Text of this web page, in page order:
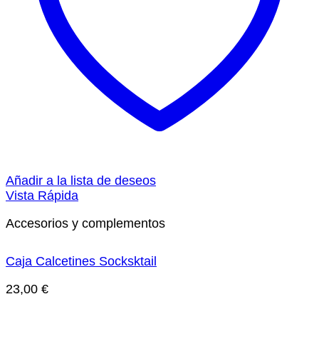
Añadir a la lista de deseos
Vista Rápida
Accesorios y complementos
Caja Calcetines Socksktail
23,00 €